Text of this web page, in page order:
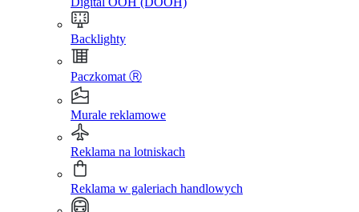
Backlighty
Paczkomat Ⓡ
Murale reklamowe
Reklama na lotniskach
Reklama w galeriach handlowych